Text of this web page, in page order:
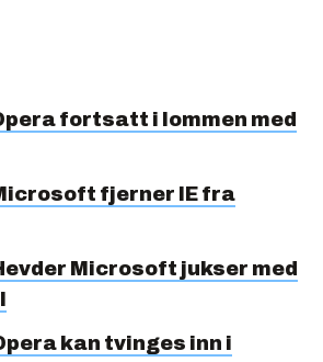
fortsatt i lommen med
fjerner IE fra
Microsoft jukser med
kan tvinges inn i